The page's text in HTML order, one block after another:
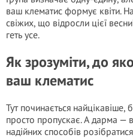
ваш клематис формує квіти.
свіжих, що відросли цієї
геть усе.
Як зрозуміти, до
ваш клематис
Тут починається
просто пропускає. А дарма —
надійних способів